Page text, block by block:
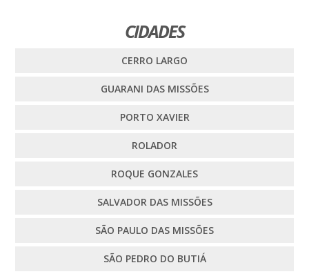
CIDADES
CERRO LARGO
GUARANI DAS MISSÕES
PORTO XAVIER
ROLADOR
ROQUE GONZALES
SALVADOR DAS MISSÕES
SÃO PAULO DAS MISSÕES
SÃO PEDRO DO BUTIÁ